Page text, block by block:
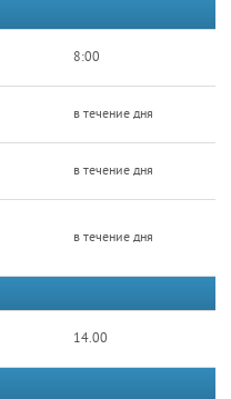
8:00
в течение дня
в течение дня
в течение дня
14.00